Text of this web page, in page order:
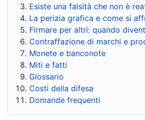
Esiste una falsità che non è
La perizia grafica e come si
Firmare per altri: quando
Contraffazione di marchi e
Monete e banconote
Miti e fatti
Glossario
Costi della difesa
Domande frequenti